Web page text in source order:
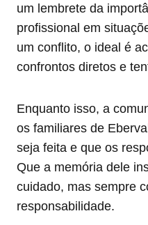
um lembrete da
profissional em
um conflito, o ideal é
confrontos diretos e
Enquanto isso, a
os familiares de
seja feita e que os
Que a memória dele
cuidado, mas sempre
responsabilidade.